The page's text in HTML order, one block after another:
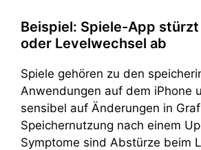
Beispiel: Spiele-App stürzt
oder Levelwechsel ab
Spiele gehören zu den
Anwendungen auf dem iPhone
sensibel auf Änderungen in
Speichernutzung nach einem
Symptome sind Abstürze beim